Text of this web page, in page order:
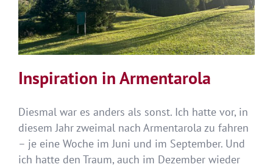
Inspiration in Armentarola
Diesmal war es anders als sonst. Ich hatte vor, in
diesem Jahr zweimal nach Armentarola zu fahren
– je eine Woche im Juni und im September. Und
ich hatte den Traum, auch im Dezember wieder